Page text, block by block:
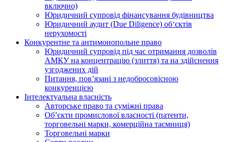
включно)
Юридичний супровід фінансування будівництва
Юридичний аудит (Due Diligence) об‘єктів
нерухомості
Конкурентне та антимонопольне право
Юридичний супровід під час отримання дозволів
АМКУ на концентрацію (злиття) та на здійснення
узгоджених дій
Питання, пов’язані з недобросовісною
конкуренцією
Інтелектуальна власність
Авторське право та суміжні права
Oб’єкти промислової власності (патенти,
торговельні марки, комерційна таємниця)
Торговельні марки